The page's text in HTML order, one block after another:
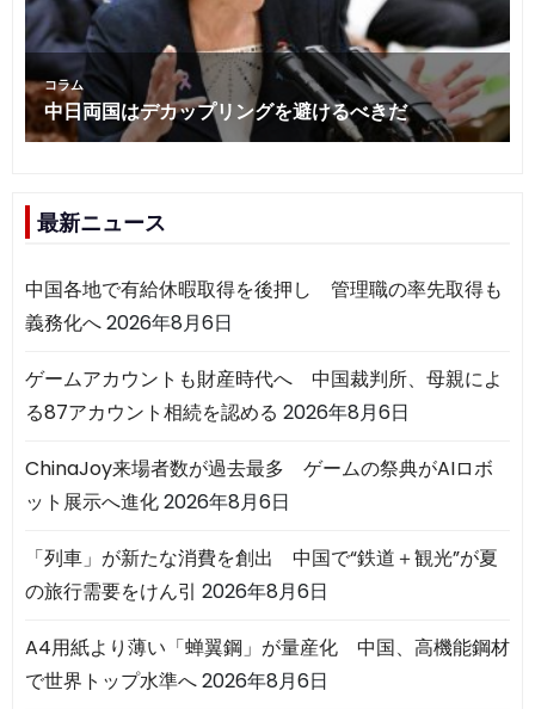
最新ニュース
中国各地で有給休暇取得を後押し 管理職の率先取得も
義務化へ2026年8月6日
ゲームアカウントも財産時代へ 中国裁判所、母親によ
る87アカウント相続を認める 2026年8月6日
ChinaJoy来場者数が過去最多 ゲームの祭典がAIロボ
ット展示へ進化2026年8月6日
「列車」が新たな消費を創出 中国で“鉄道＋観光”が夏
の旅行需要をけん引 2026年8月6日
A4用紙より薄い「蝉翼鋼」が量産化 中国、高機能鋼材
で世界トップ水準へ2026年8月6日